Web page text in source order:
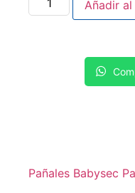
Añadir
Pañales Babysec